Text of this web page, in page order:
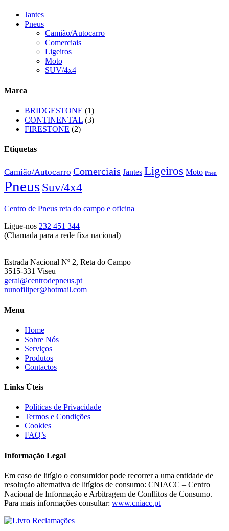
Jantes
Pneus
Camião/Autocarro
Comerciais
Ligeiros
Moto
SUV/4x4
Marca
BRIDGESTONE (1)
CONTINENTAL (3)
FIRESTONE (2)
Etiquetas
Camião/Autocarro Comerciais Jantes Ligeiros Moto Pneu
Pneus Suv/4x4
Centro de Pneus reta do campo e oficina
Ligue-nos 232 451 344
(Chamada para a rede fixa nacional)
Estrada Nacional Nº 2, Reta do Campo
3515-331 Viseu
geral@centrodepneus.pt
nunofiliper@hotmail.com
Menu
Home
Sobre Nós
Serviços
Produtos
Contactos
Links Úteis
Políticas de Privacidade
Termos e Condições
Cookies
FAQ’s
Informação Legal
Em caso de litígio o consumidor pode recorrer a uma entidade de
resolução alternativa de litígios de consumo: CNIACC – Centro
Nacional de Informação e Arbitragem de Conflitos de Consumo.
Para mais informações consultar: www.cniacc.pt